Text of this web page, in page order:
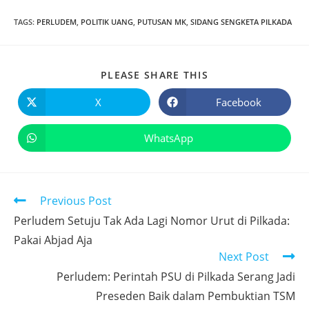
TAGS: PERLUDEM, POLITIK UANG, PUTUSAN MK, SIDANG SENGKETA PILKADA
PLEASE SHARE THIS
X Facebook
WhatsApp
Previous Post
Perludem Setuju Tak Ada Lagi Nomor Urut di Pilkada:
Pakai Abjad Aja
Next Post
Perludem: Perintah PSU di Pilkada Serang Jadi
Preseden Baik dalam Pembuktian TSM